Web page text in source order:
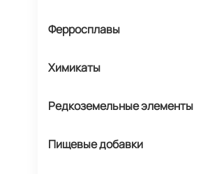
Ферросплавы
Химикаты
Редкоземельные элементы
Пищевые добавки